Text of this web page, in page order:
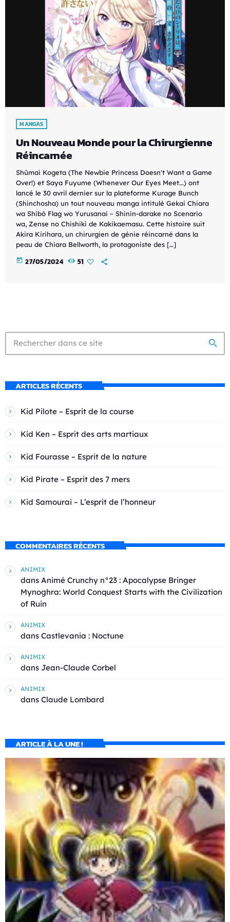
MANGAS
Un Nouveau Monde pour la Chirurgienne
Réincarnée
Shûmai Kogeta (The Newbie Princess Doesn't Want a Game
Over!) et Saya Fuyume (Whenever Our Eyes Meet...) ont
lancé le 30 avril dernier sur la plateforme Kurage Bunch
(Shinchosha) un tout nouveau manga intitulé Gekai Chiara
wa Shibō Flag wo Yurusanai ~ Shinin-darake no Scenario
wa, Zense no Chishiki de Kakikaemasu. Cette histoire suit
Akira Kirihara, un chirurgien de génie réincarné dans la
peau de Chiara Bellworth, la protagoniste des […]
today 27/05/2024 51
search
ARTICLES RÉCENTS
Kid Pilote – Esprit de la course
Kid Ken – Esprit des arts martiaux
Kid Fourasse – Esprit de la nature
Kid Pirate – Esprit des 7 mers
Kid Samourai – L’esprit de l’honneur
COMMENTAIRES RÉCENTS
ANIMIX
dans Animé Crunchy n°23 : Apocalypse Bringer
Mynoghra: World Conquest Starts with the Civilization
of Ruin
ANIMIX
dans Castlevania : Noctune
ANIMIX
dans Jean-Claude Corbel
ANIMIX
dans Claude Lombard
ARTICLE À LA UNE !